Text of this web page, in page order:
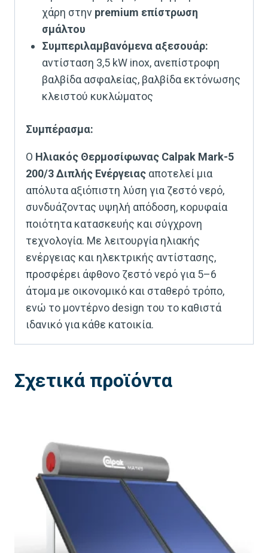
χάρη στην premium επίστρωση
σμάλτου
Συμπεριλαμβανόμενα αξεσουάρ:
αντίσταση 3,5 kW inox, ανεπίστροφη
βαλβίδα ασφαλείας, βαλβίδα εκτόνωσης
κλειστού κυκλώματος
Συμπέρασμα:
Ο Ηλιακός Θερμοσίφωνας Calpak Mark-5
200/3 Διπλής Ενέργειας αποτελεί μια
απόλυτα αξιόπιστη λύση για ζεστό νερό,
συνδυάζοντας υψηλή απόδοση, κορυφαία
ποιότητα κατασκευής και σύγχρονη
τεχνολογία. Με λειτουργία ηλιακής
ενέργειας και ηλεκτρικής αντίστασης,
προσφέρει άφθονο ζεστό νερό για 5–6
άτομα με οικονομικό και σταθερό τρόπο,
ενώ το μοντέρνο design του το καθιστά
ιδανικό για κάθε κατοικία.
Σχετικά προϊόντα